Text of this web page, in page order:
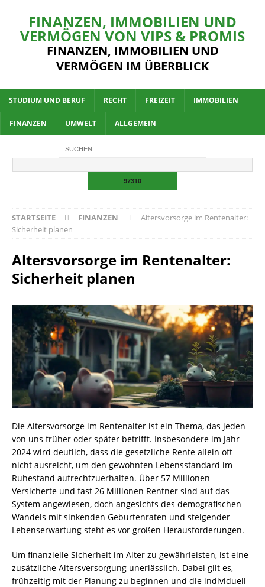
FINANZEN, IMMOBILIEN UND
VERMÖGEN VON VIPS & PROMIS
FINANZEN, IMMOBILIEN UND
VERMÖGEN IM ÜBERBLICK
STUDIUM UND BERUF RECHT FREIZEIT IMMOBILIEN
FINANZEN UMWELT ALLGEMEIN
STARTSEITE FINANZEN
Altersvorsorge im Rentenalter:
Sicherheit planen
Altersvorsorge im Rentenalter:
Sicherheit planen
Die Altersvorsorge im Rentenalter ist ein Thema, das jeden
von uns früher oder später betrifft. Insbesondere im Jahr
2024 wird deutlich, dass die gesetzliche Rente allein oft
nicht ausreicht, um den gewohnten Lebensstandard im
Ruhestand aufrechtzuerhalten. Über 57 Millionen
Versicherte und fast 26 Millionen Rentner sind auf das
System angewiesen, doch angesichts des demografischen
Wandels mit sinkenden Geburtenraten und steigender
Lebenserwartung steht es vor großen Herausforderungen.
Um finanzielle Sicherheit im Alter zu gewährleisten, ist eine
zusätzliche Altersversorgung unerlässlich. Dabei gilt es,
frühzeitig mit der Planung zu beginnen und die individuell